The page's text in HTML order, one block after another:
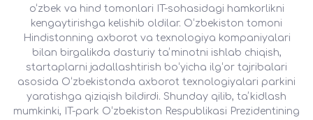
o‘zbek va hind tomonlari IT-sohasidagi hamkorlikni
kengaytirishga kelishib oldilar. Oʻzbekiston tomoni
Hindistonning axborot va texnologiya kompaniyalari
bilan birgalikda dasturiy taʼminotni ishlab chiqish,
startaplarni jadallashtirish boʻyicha ilgʻor tajribalari
asosida Oʻzbekistonda axborot texnologiyalari parkini
yaratishga qiziqish bildirdi. Shunday qilib, taʼkidlash
mumkinki, IT-park Oʻzbekiston Respublikasi Prezidentining